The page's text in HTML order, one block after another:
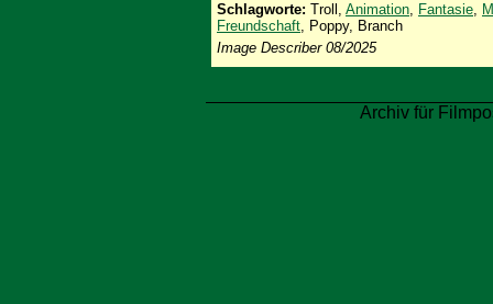
Schlagworte: Troll, Animation, Fantasie,
Freundschaft, Poppy, Branch
Image Describer 08/2025
Archiv für